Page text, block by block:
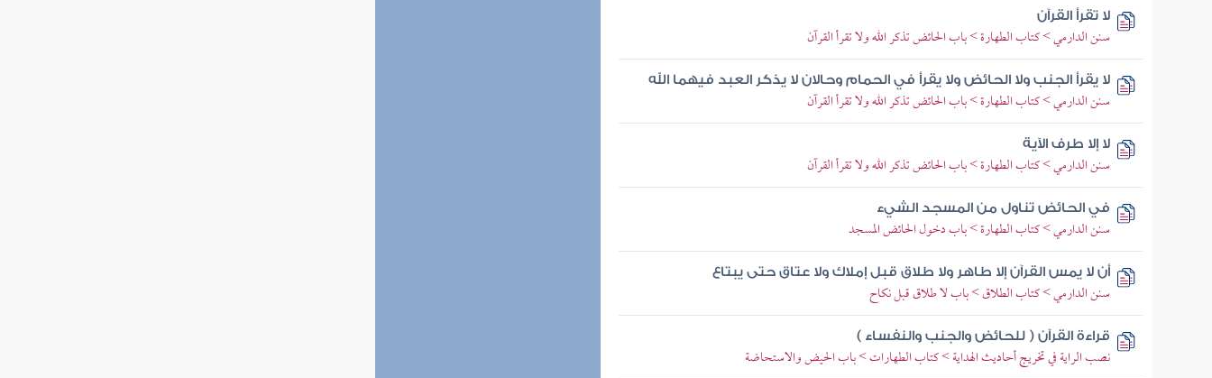
لا تقرأ القرآن
سنن الدارمي > كتاب الطهارة > باب الحائض تذكر الله ولا تقرأ القرآن
لا يقرأ الجنب ولا الحائض ولا يقرأ في الحمام وحالان لا يذكر العبد فيهما الله
سنن الدارمي > كتاب الطهارة > باب الحائض تذكر الله ولا تقرأ القرآن
لا إلا طرف الآية
سنن الدارمي > كتاب الطهارة > باب الحائض تذكر الله ولا تقرأ القرآن
في الحائض تناول من المسجد الشيء
سنن الدارمي > كتاب الطهارة > باب دخول الحائض المسجد
أن لا يمس القرآن إلا طاهر ولا طلاق قبل إملاك ولا عتاق حتى يبتاع
سنن الدارمي > كتاب الطلاق > باب لا طلاق قبل نكاح
قراءة القرآن ( للحائض والجنب والنفساء )
نصب الراية في تخريج أحاديث الهداية > كتاب الطهارات > باب الحيض والاستحاضة